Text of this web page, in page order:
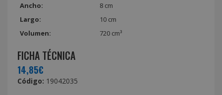
Ancho:
8 cm
Largo:
10 cm
Volumen:
720 cm³
FICHA TÉCNICA
14,85€
Código: 19042035